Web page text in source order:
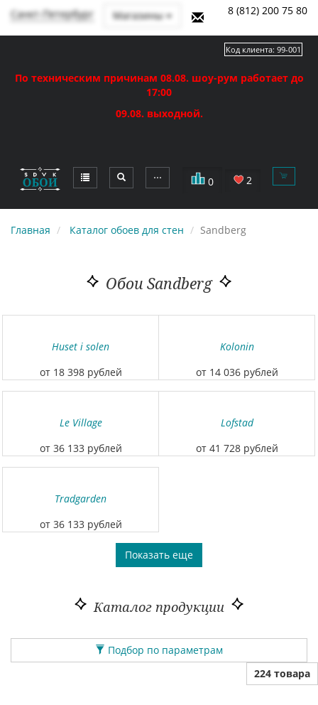
Санкт-Петербург Магазины 8 (812) 200 75 80
По техническим причинам 08.08. шоу-рум работает до
17:00
09.08. выходной.
⋯ 0 2
Код клиента: 99-001
Главная Каталог обоев для стен Sandberg
Обои Sandberg
Huset i solen
от 18 398 рублей
Kolonin
от 14 036 рублей
Le Village
от 36 133 рублей
Lofstad
от 41 728 рублей
Tradgarden
от 36 133 рублей
Показать еще
Каталог продукции
Подбор по параметрам
224 товара